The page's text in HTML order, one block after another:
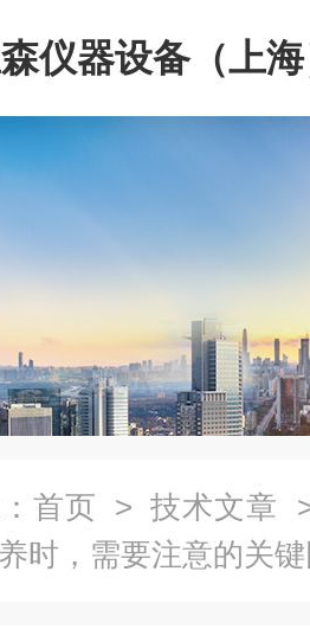
仪器设备（上
首页 > 技术文章
时，需要注意的关